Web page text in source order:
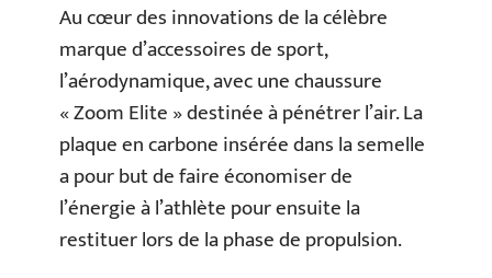
Au cœur des innovations de la célèbre
marque d’accessoires de sport,
l’aérodynamique, avec une chaussure
« Zoom Elite » destinée à pénétrer l’air. La
plaque en carbone insérée dans la semelle
a pour but de faire économiser de
l’énergie à l’athlète pour ensuite la
restituer lors de la phase de propulsion.